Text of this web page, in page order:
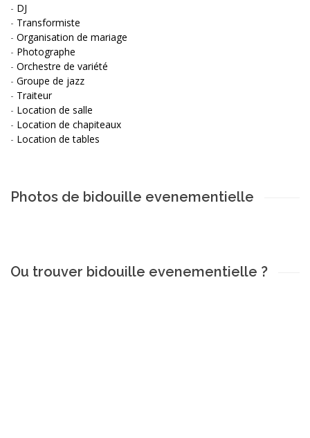
- DJ
- Transformiste
- Organisation de mariage
- Photographe
- Orchestre de variété
- Groupe de jazz
- Traiteur
- Location de salle
- Location de chapiteaux
- Location de tables
Photos de bidouille evenementielle
Ou trouver bidouille evenementielle ?